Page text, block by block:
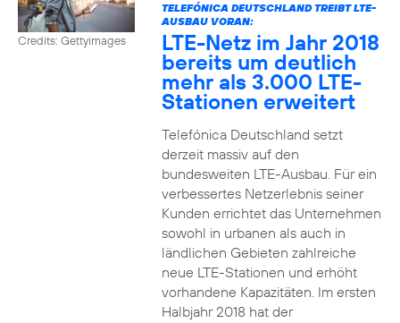
Credits: Gettyimages
TELEFÓNICA DEUTSCHLAND TREIBT LTE-
AUSBAU VORAN:
LTE-Netz im Jahr 2018
bereits um deutlich
mehr als 3.000 LTE-
Stationen erweitert
Telefónica Deutschland setzt
derzeit massiv auf den
bundesweiten LTE-Ausbau. Für ein
verbessertes Netzerlebnis seiner
Kunden errichtet das Unternehmen
sowohl in urbanen als auch in
ländlichen Gebieten zahlreiche
neue LTE-Stationen und erhöht
vorhandene Kapazitäten. Im ersten
Halbjahr 2018 hat der